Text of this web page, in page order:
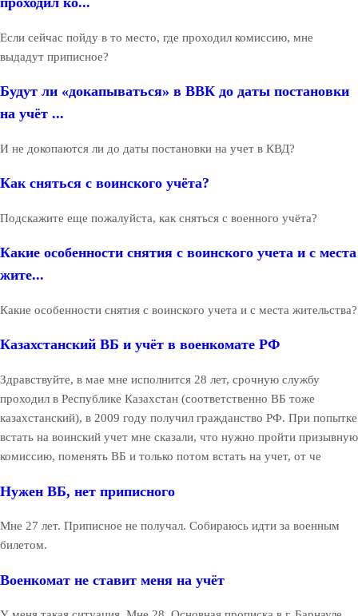
Если сейчас пойду в то место, где проходил комиссию, мне
выдадут приписное?
Будут ли «докапываться» в ВВК до даты постановки
на учёт ...
И не докопаются ли до даты постановки на учет в КВД?
Как сняться с воинского учёта?
Подскажите еще пожалуйста, как сняться с военного учёта?
Какие особенности снятия с воинского учета и с места
жите...
Какие особенности снятия с воинского учета и с места жительства?
Казахстанский ВБ и учёт в военкомате РФ
Здравствуйте, в мае мне исполнится 28 лет, срочную службу
проходил в Республике Казахстан (соответственно ВБ тоже
казахстанский), в 2009 году получил гражданство РФ. При попытке
встать на воинский учет мне сказали, что нужно пройти призывную
комиссию, поменять ВБ и только потом встать на учет, от че
Нужен ВБ, нет приписного
Мне 27 лет. Приписное не получал. Собираюсь идти за военным
билетом.
Военкомат не ставит меня на учёт